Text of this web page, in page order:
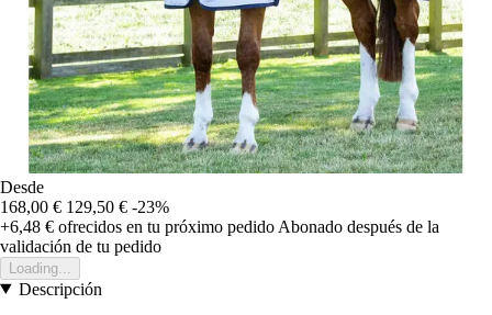
Desde
168,00 € 129,50 € -23%
+6,48 € ofrecidos en tu próximo pedido Abonado después de la
validación de tu pedido
Loading...
Descripción